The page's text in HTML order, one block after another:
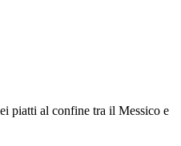
piatti al confine tra il Messico e